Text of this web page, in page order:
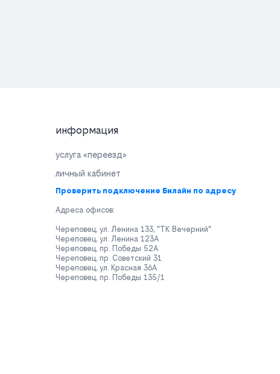
информация
услуга «переезд»
личный кабинет
Проверить подключение Билайн по адресу
Адреса офисов:
Череповец, ул. Ленина 133, "ТК Вечерний"
Череповец, ул. Ленина 123А
Череповец, пр. Победы 52А
Череповец, пр. Советский 31
Череповец, ул. Красная 36А
Череповец, пр. Победы 135/1